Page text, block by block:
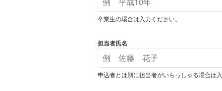
卒業生の場合は入力ください。
担当者氏名
申込者とは別に担当者がいらっしゃる場合は入